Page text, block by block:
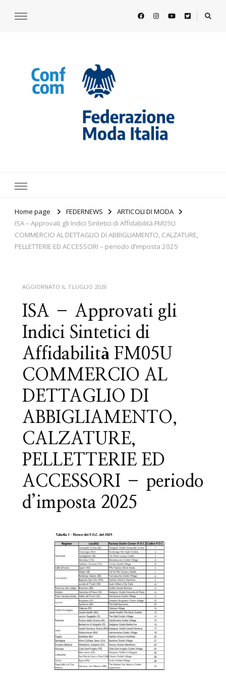
Home page FEDERNEWS
ARTICOLI DI MODA
ISA – Approvati gli Indici Sintetici di Affidabilità FM05U
COMMERCIO AL DETTAGLIO DI ABBIGLIAMENTO, CALZATURE,
PELLETTERIE ED ACCESSORI – periodo d’imposta 2025
AGGIORNATO IL 7 LUGLIO 2026
ISA – Approvati gli
Indici Sintetici di
Affidabilità FM05U
COMMERCIO AL
DETTAGLIO DI
ABBIGLIAMENTO,
CALZATURE,
PELLETTERIE ED
ACCESSORI – periodo
d’imposta 2025